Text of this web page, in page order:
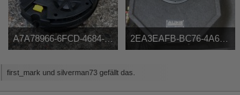
A7A78966-6FCD-4684-817D-6DEF0C0F1D76.jpeg
241,68 kB, 800×450, 5.289 mal angesehen
2EA3EAFB-BC76-4A62-
174,06 kB, 800×450, 5.424 mal
first_mark und silverman73 gefällt das.